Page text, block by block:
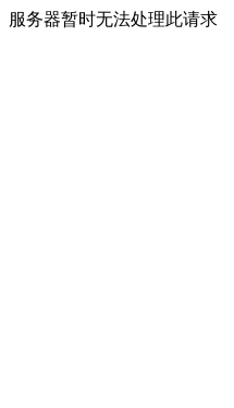
服务器暂时无法处理此请求